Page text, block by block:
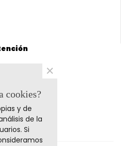
cookies?
y de
de la
Si
×